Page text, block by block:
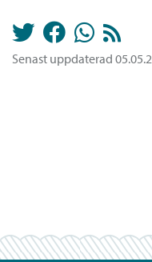
Senast uppdaterad